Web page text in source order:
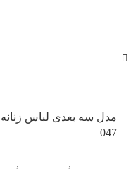
مدل سه بعدی لباس زنانه
047
,
,